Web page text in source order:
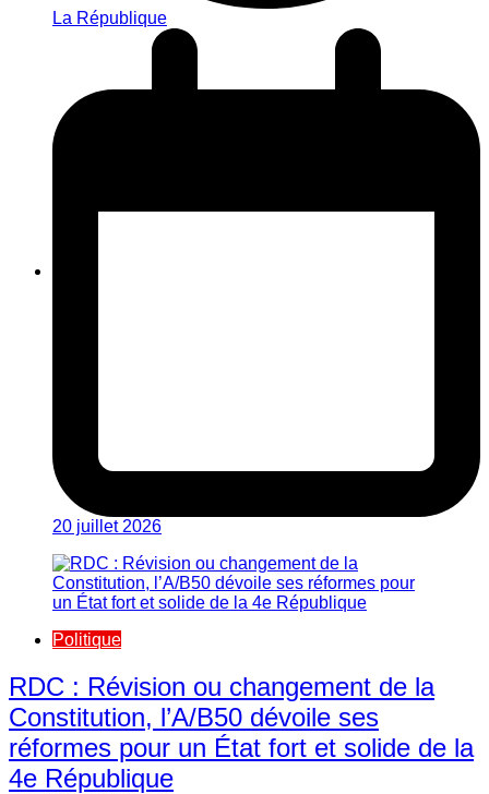
La République
20 juillet 2026
Politique
RDC : Révision ou changement de la
Constitution, l’A/B50 dévoile ses
réformes pour un État fort et solide de la
4e République